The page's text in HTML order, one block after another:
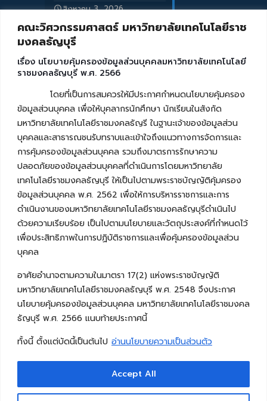
คณะวิศวกรรมศาสตร์ มหาวิทยาลัยเทคโนโลยีราช
มงคลธัญบุรี
เรื่อง นโยบายคุ้มครองข้อมูลส่วนบุคคลมหาวิทยาลัยเทคโนโลยี
ราชมงคลธัญบุรี พ.ศ. 2566
โดยที่เป็นการสมควรให้มีประกาศกำหนดนโยบายคุ้มครอง
ข้อมูลส่วนบุคคล เพื่อให้บุคลากรนักศึกษา นักเรียนในสังกัด
มหาวิทยาลัยเทคโนโลยีราชมงคลธัญรี ในฐานะเจ้าของข้อมูลส่วน
บุคคลและสาธารณชนรับทราบและเข้าใจถึงแนวทางการจัดการและ
การคุ้มครองข้อมูลส่วนบุคคล รวมถึงมาตรการรักษาความ
ปลอดภัยของข้อมูลส่วนบุคคลที่ดำเนินการโดยมหาวิทยาลัย
เทคโนโลยีราชมงคลธัญบุรี ให้เป็นไปตามพระราชบัญญัติคุ้มครอง
ข้อมูลส่วนบุคคล พ.ศ. 2562 เพื่อให้การบริหารราชการและการ
ดำเนินงานของมหาวิทยาลัยเทคโนโลยีราชมงคลธัญบุรีดำเนินไป
ด้วยความเรียบร้อย เป็นไปตามนโยบายและวัตถุประสงค์ที่กำหนดไว้
เพื่อประสิทธิภาพในการปฏิบัติราชการและเพื่อคุ้มครองข้อมูลส่วน
บุคคล
อาศัยอำนาจตามความในมาตรา 17(2) แห่งพระราชบัญญัติ
มหาวิทยาลัยเทคโนโลยีราชมงคลธัญบุรี พ.ศ. 2548 จึงประกาศ
นโยบายคุ้มครองข้อมูลส่วนบุคคล มหาวิทยาลัยเทคโนโลยีราชมงคล
ธัญบุรี พ.ศ. 2566 แนบท้ายประกาศนี้
ทั้งนี้ ตั้งแต่บัดนี้เป็นต้นไป อ่านนโยบายความเป็นส่วนตัว
Accept All
สิงหาคม 3, 2026
Copyright © 2026 คณะวิศวกรรมศาสตร์ มหาวิทยาลัย